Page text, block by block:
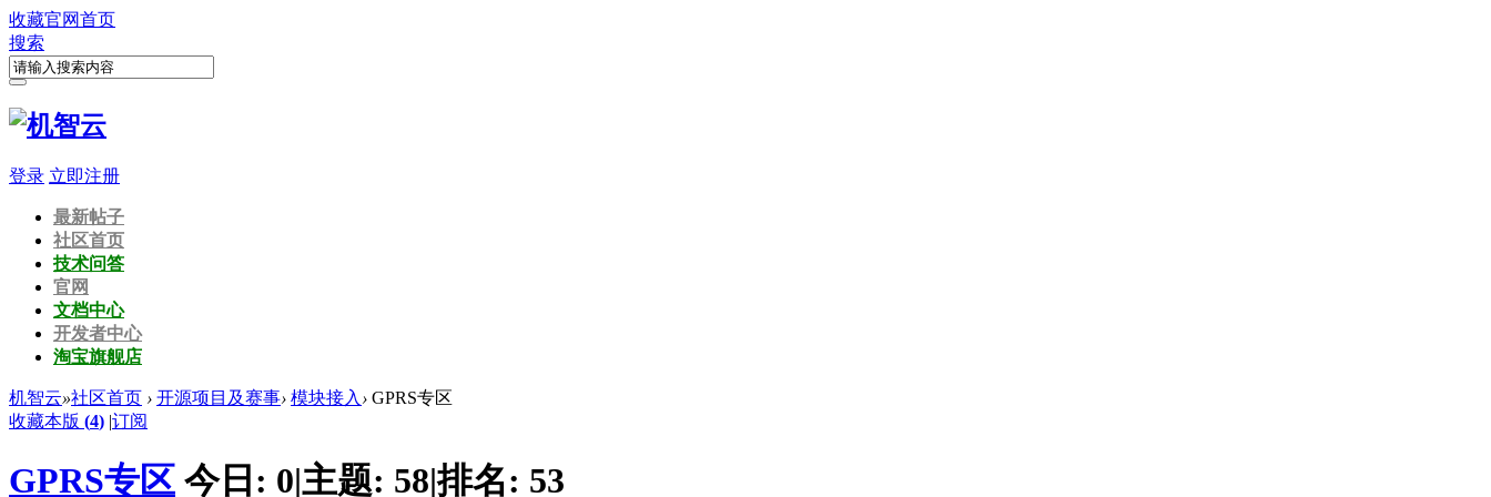
收藏官网首页
搜索
登录 立即注册
最新帖子
社区首页
技术问答
官网
文档中心
开发者中心
淘宝旗舰店
机智云»社区首页 › 开源项目及赛事› 模块接入 › GPRS专区
收藏本版 (4) |订阅
GPRS专区 今日: 0|主题: 58|排名: 53